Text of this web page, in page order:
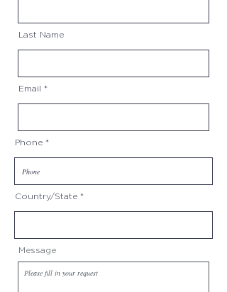
Last Name
Email
Phone
Country/State
Message